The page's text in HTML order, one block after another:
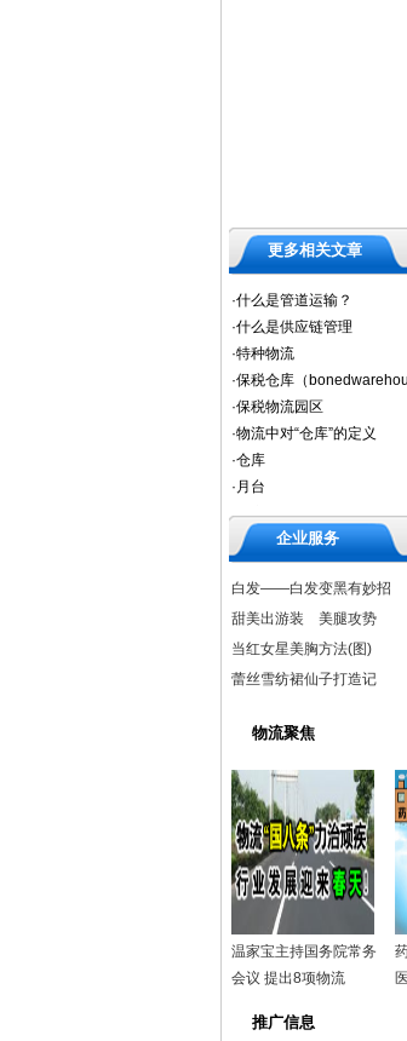
更多相关文章
企业服务
白发——白发变黑有妙招
甜美出游装 美腿攻势
当红女星美胸方法(图)
蕾丝雪纺裙仙子打造记
物流聚焦
温家宝主持国务院常务
会议 提出8项物流
推广信息